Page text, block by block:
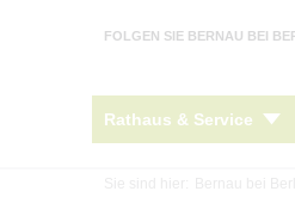
FOLGEN SIE BERNAU BEI
Rathaus & Service